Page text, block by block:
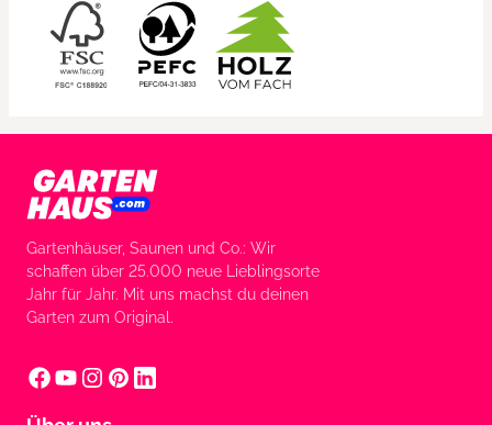
Gartenhäuser, Saunen und Co.: Wir
schaffen über 25.000 neue Lieblingsorte
Jahr für Jahr. Mit uns machst du deinen
Garten zum Original.